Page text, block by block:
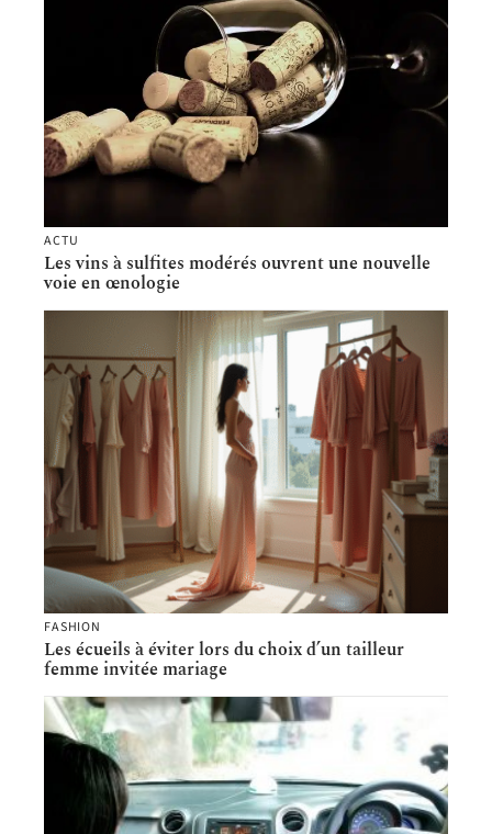
ACTU
Les vins à sulfites modérés ouvrent une nouvelle
voie en œnologie
FASHION
Les écueils à éviter lors du choix d’un tailleur
femme invitée mariage